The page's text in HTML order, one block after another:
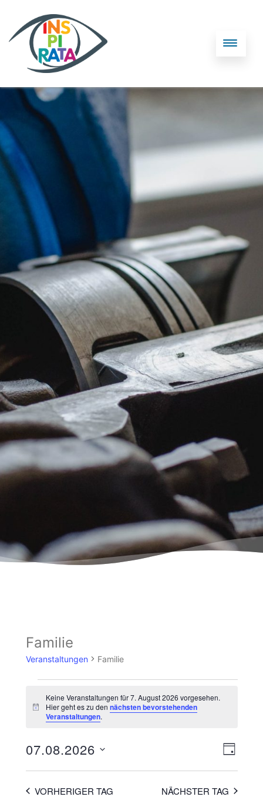
Familie
Veranstaltungen Familie
Hinweis
Keine Veranstaltungen für 7. August 2026 vorgesehen.
Hier geht es zu dennächsten bevorstehenden
Veranstaltungen.
TAG
07.08.2026
wählen.
VORHERIGER TAG NÄCHSTER TAG